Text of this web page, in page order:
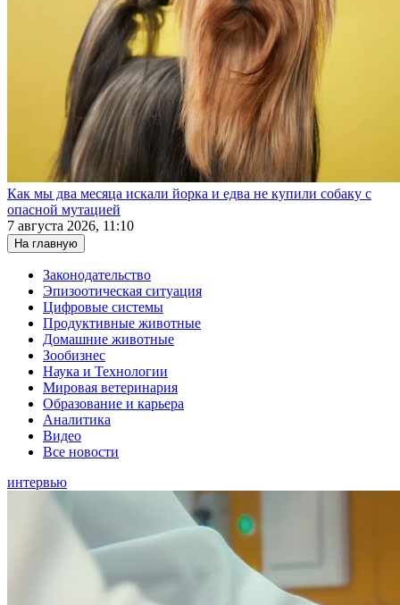
Как мы два месяца искали йорка и едва не купили собаку с
опасной мутацией
7 августа 2026, 11:10
На главную
Законодательство
Эпизоотическая ситуация
Цифровые системы
Продуктивные животные
Домашние животные
Зообизнес
Наука и Технологии
Мировая ветеринария
Образование и карьера
Аналитика
Видео
Все новости
интервью